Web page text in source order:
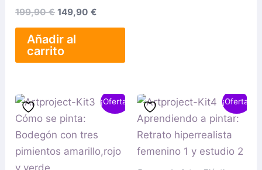
199,90€ 149,90€
Añadir al
carrito
¡Oferta!
El
precio
original
era:
El
precio
es:
¡Oferta!
El
precio
original
era:
99,90 €.
El
precio
actual
es: